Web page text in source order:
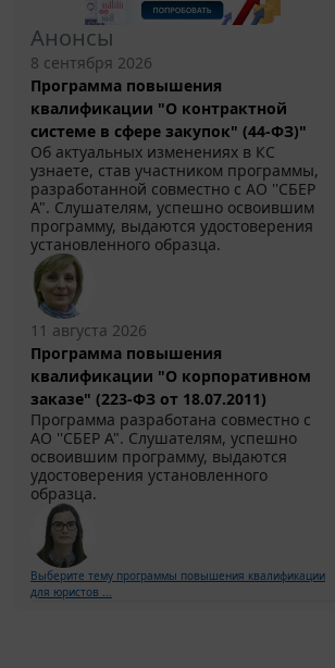
Анонсы
8 сентября 2026
Программа повышения
квалификации "О контрактной
системе в сфере закупок" (44-ФЗ)"
Об актуальных изменениях в КС
узнаете, став участником программы,
разработанной совместно с АО ''СБЕР
А". Слушателям, успешно освоившим
программу, выдаются удостоверения
установленного образца.
11 августа 2026
Программа повышения
квалификации "О корпоративном
заказе" (223-ФЗ от 18.07.2011)
Программа разработана совместно с
АО ''СБЕР А". Слушателям, успешно
освоившим программу, выдаются
удостоверения установленного
образца.
Выберите тему программы повышения квалификации
для юристов ...